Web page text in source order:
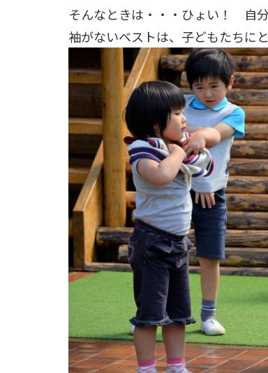
そんなときは・・・ひょい！ 自分
袖がないベストは、子どもたちに